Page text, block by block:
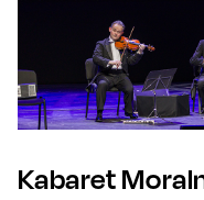
Kabaret